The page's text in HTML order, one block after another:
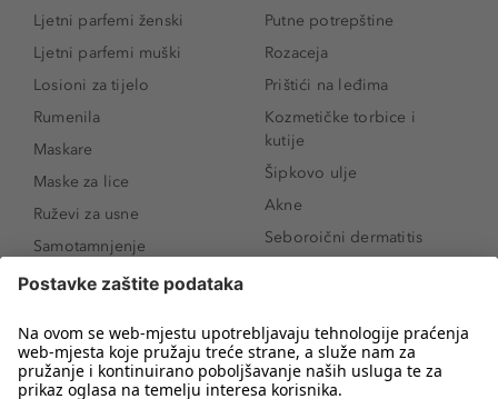
Ljetni parfemi ženski
Ljetni parfemi muški
Losioni za tijelo
Rumenila
Maskare
Maske za lice
Ruževi za usne
Samotamnjenje
Puderi
Proizvodi za obrve
Sunce i zaštita
Putne potrepštine
Rozaceja
Prištići na leđima
Kozmetičke torbice i
kutije
Šipkovo ulje
Akne
Seboroični dermatitis
Novo
Koji mi parfem
odgovara?